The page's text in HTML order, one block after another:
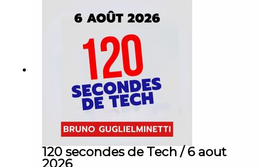
secondes de Tech », un regard sur le quotidien de
l’actualité numérique proposé par Bruno
Guglielminetti Découvrez Micrologic.ca
120 secondes de Tech / 6 aout
2026